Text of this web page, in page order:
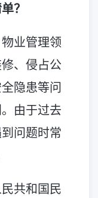
？
业管理领
、侵占公
隐患等问
由于过去
问题时常
共和国民